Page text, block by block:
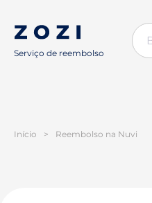
Serviço de reembolso
Início > Reembolso na Nuvi